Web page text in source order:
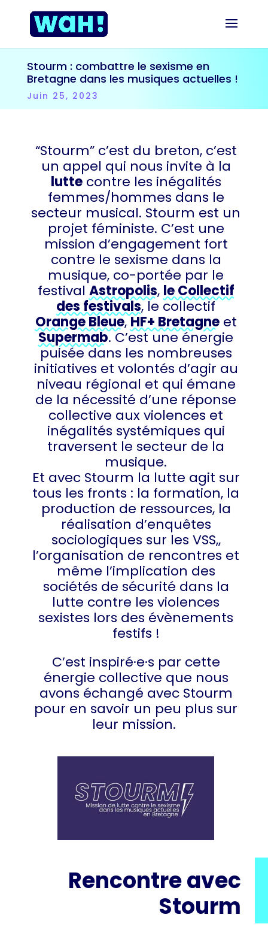
Stourm : combattre le sexisme en
Bretagne dans les musiques actuelles !
Juin 25, 2023
“Stourm” c’est du breton, c’est
un appel qui nous invite à la
luttecontre les inégalités
femmes/hommes dans le
secteur musical. Stourm est un
projet féministe. C’est une
mission d’engagement fort
contre le sexisme dans la
musique, co-portée par le
festival Astropolis, le Collectif
des festivals, le collectif
Orange Bleue,HF+ Bretagneet
Supermab. C’est une énergie
puisée dans les nombreuses
initiatives et volontés d’agir au
niveau régional et qui émane
de la nécessité d’une réponse
collective aux violences et
inégalités systémiques qui
traversent le secteur de la
musique.
Et avec Stourm la lutte agit sur
tous les fronts : la formation, la
production de ressources, la
réalisation d’enquêtes
sociologiques sur les VSS,,
l’organisation de rencontres et
même l’implication des
sociétés de sécurité dans la
lutte contre les violences
sexistes lors des évènements
festifs !
C’est inspiré·e·s par cette
énergie collective que nous
avons échangé avec Stourm
pour en savoir un peu plus sur
leur mission.
Rencontre avec
Stourm